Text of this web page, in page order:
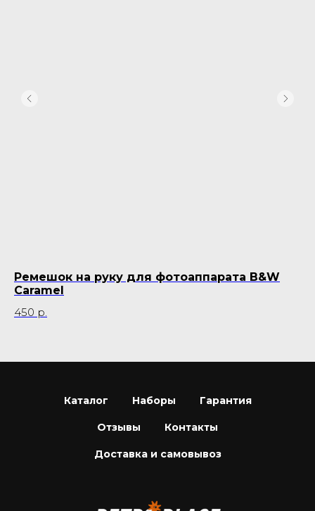
Ремешок на руку для фотоаппарата B&W
Caramel
450 р.
Каталог Наборы Гарантия
Отзывы Контакты
Доставка и самовывоз